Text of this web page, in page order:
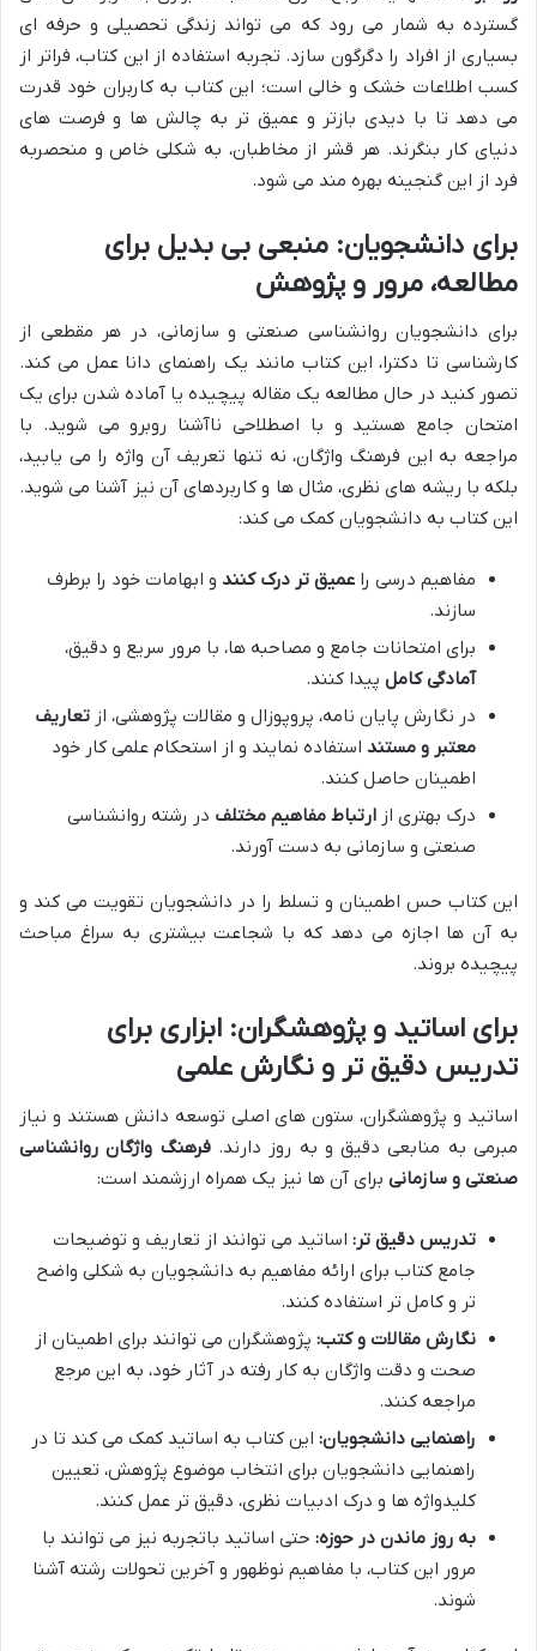
گسترده به شمار می رود که می تواند زندگی تحصیلی و حرفه ای
بسیاری از افراد را دگرگون سازد. تجربه استفاده از این کتاب، فراتر از
کسب اطلاعات خشک و خالی است؛ این کتاب به کاربران خود قدرت
می دهد تا با دیدی بازتر و عمیق تر به چالش ها و فرصت های
دنیای کار بنگرند. هر قشر از مخاطبان، به شکلی خاص و منحصربه
فرد از این گنجینه بهره مند می شود.
برای دانشجویان: منبعی بی بدیل برای
مطالعه، مرور و پژوهش
برای دانشجویان روانشناسی صنعتی و سازمانی، در هر مقطعی از
کارشناسی تا دکترا، این کتاب مانند یک راهنمای دانا عمل می کند.
تصور کنید در حال مطالعه یک مقاله پیچیده یا آماده شدن برای یک
امتحان جامع هستید و با اصطلاحی ناآشنا روبرو می شوید. با
مراجعه به این فرهنگ واژگان، نه تنها تعریف آن واژه را می یابید،
بلکه با ریشه های نظری، مثال ها و کاربردهای آن نیز آشنا می شوید.
این کتاب به دانشجویان کمک می کند:
مفاهیم درسی را عمیق تر درک کنند و ابهامات خود را برطرف
سازند.
برای امتحانات جامع و مصاحبه ها، با مرور سریع و دقیق،
آمادگی کامل پیدا کنند.
در نگارش پایان نامه، پروپوزال و مقالات پژوهشی، از تعاریف
معتبر و مستند استفاده نمایند و از استحکام علمی کار خود
اطمینان حاصل کنند.
درک بهتری از ارتباط مفاهیم مختلف در رشته روانشناسی
صنعتی و سازمانی به دست آورند.
این کتاب حس اطمینان و تسلط را در دانشجویان تقویت می کند و
به آن ها اجازه می دهد که با شجاعت بیشتری به سراغ مباحث
پیچیده بروند.
برای اساتید و پژوهشگران: ابزاری برای
تدریس دقیق تر و نگارش علمی
اساتید و پژوهشگران، ستون های اصلی توسعه دانش هستند و نیاز
مبرمی به منابعی دقیق و به روز دارند.فرهنگ واژگان روانشناسی
صنعتی و سازمانی برای آن ها نیز یک همراه ارزشمند است:
تدریس دقیق تر: اساتید می توانند از تعاریف و توضیحات
جامع کتاب برای ارائه مفاهیم به دانشجویان به شکلی واضح
تر و کامل تر استفاده کنند.
نگارش مقالات و کتب: پژوهشگران می توانند برای اطمینان از
صحت و دقت واژگان به کار رفته در آثار خود، به این مرجع
مراجعه کنند.
راهنمایی دانشجویان: این کتاب به اساتید کمک می کند تا در
راهنمایی دانشجویان برای انتخاب موضوع پژوهش، تعیین
کلیدواژه ها و درک ادبیات نظری، دقیق تر عمل کنند.
به روز ماندن در حوزه: حتی اساتید باتجربه نیز می توانند با
مرور این کتاب، با مفاهیم نوظهور و آخرین تحولات رشته آشنا
شوند.